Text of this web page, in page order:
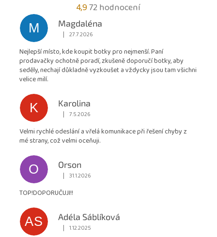
4,9Průměrné
hodnocení
obchodu
4,9
z
72 hodnocení
M
Magdaléna
Hodnocení obchodu je 5 z 5 hvězdiček.
| 27.7.2026
Nejlepší místo, kde koupit botky pro nejmenší. Paní
prodavačky ochotně poradí, zkušeně doporučí botky, aby
seděly, nechají důkladně vyzkoušet a vždycky jsou tam všichni
velice milí.
K
Karolina
Hodnocení obchodu je 5 z 5 hvězdiček.
| 7.5.2026
Velmi rychlé odeslání a vřelá komunikace při řešení chyby z
mé strany, což velmi oceňuji.
O
Orson
Hodnocení obchodu je 5 z 5 hvězdiček.
| 31.1.2026
TOP!DOPORUČUJI!!
AS
Adéla Sáblíková
Hodnocení obchodu je 5 z 5 hvězdiček.
| 1.12.2025